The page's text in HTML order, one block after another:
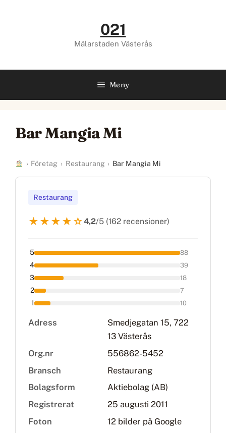
021
Mälarstaden Västerås
Meny
Bar Mangia Mi
› Företag › Restaurang › Bar Mangia Mi
Restaurang
★★★★☆4,2/5 (162 recensioner)
5 88
4 39
3 18
2 7
1 10
Adress
Smedjegatan 15, 722
13 Västerås
Org.nr
556862-5452
Bransch
Restaurang
Bolagsform
Aktiebolag (AB)
Registrerat
25 augusti 2011
Foton
12 bilder på Google